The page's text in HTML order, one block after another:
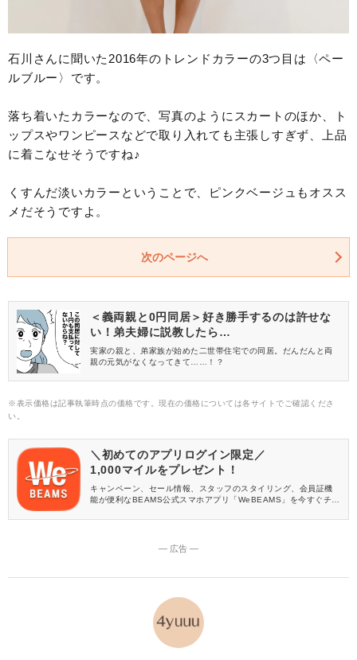
石川さんに聞いた2016年のトレンドカラーの3つ目は〈ペー
ルブルー〉です。
落ち着いたカラーなので、写真のようにスカートのほか、ト
ップスやワンピースなどで取り入れても主張しすぎず、上品
に着こなせそうですね♪
くすんだ淡いカラーということで、ピンクベージュもオスス
メだそうですよ。
次のページへ
＜義両親と0円同居＞好き勝手するのは許せな
い！弟夫婦に説教したら…
実家の親と、弟家族が始めた二世帯住宅での同居。だんだんと両
親の元気がなくなってきて……！？
※表示価格は記事執筆時点の価格です。現在の価格については各サイトでご確認くださ
い。
＼初めてのアプリログイン限定／
1,000マイルをプレゼント！
キャンペーン、セール情報、スタッフのスタイリング、会員証機
能が便利なBEAMS公式スマホアプリ「WeBEAMS」を今すぐチェ
― 広告 ―